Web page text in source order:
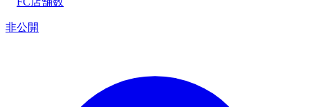
非公開